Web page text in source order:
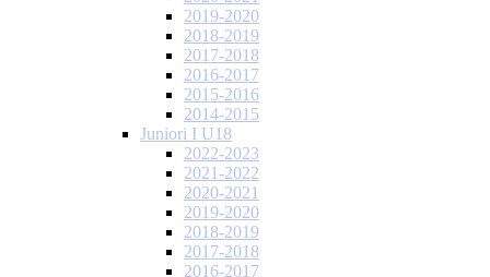
2019-2020
2018-2019
2017-2018
2016-2017
2015-2016
2014-2015
Juniori I U18
2022-2023
2021-2022
2020-2021
2019-2020
2018-2019
2017-2018
2016-2017